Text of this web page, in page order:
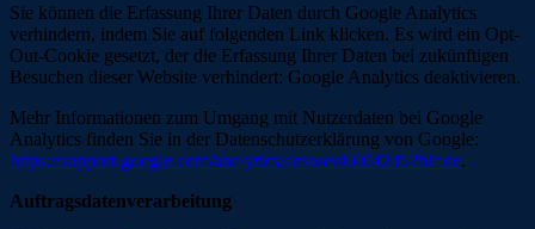
Sie können die Erfassung Ihrer Daten durch Google Analytics
verhindern, indem Sie auf folgenden Link klicken. Es wird ein Opt-
Out-Cookie gesetzt, der die Erfassung Ihrer Daten bei zukünftigen
Besuchen dieser Website verhindert: Google Analytics deaktivieren.
Mehr Informationen zum Umgang mit Nutzerdaten bei Google
Analytics finden Sie in der Datenschutzerklärung von Google:
https://support.google.com/analytics/answer/6004245?hl=de.
Auftragsdatenverarbeitung